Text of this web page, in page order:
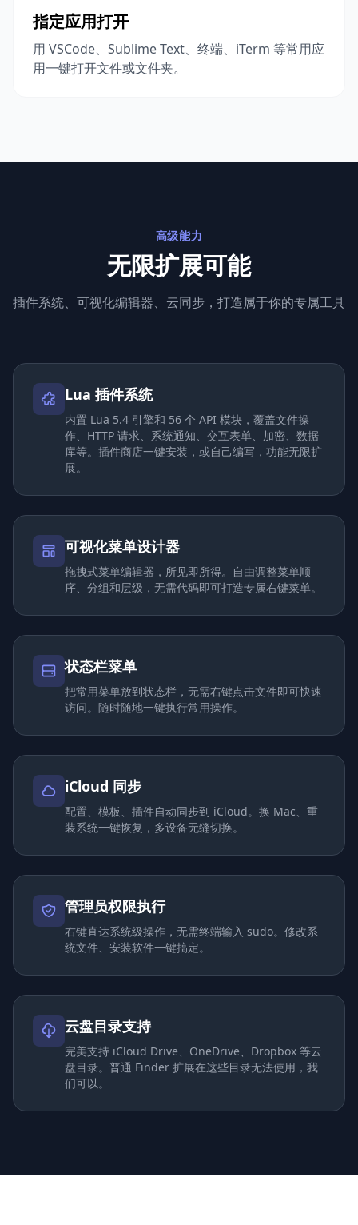
指定应用打开
用 VSCode、Sublime Text、终端、iTerm 等常用应
用一键打开文件或文件夹。
高级能力
无限扩展可能
插件系统、可视化编辑器、云同步，打造属于你的专属工具
Lua 插件系统
内置 Lua 5.4 引擎和 56 个 API 模块，覆盖文件操
作、HTTP 请求、系统通知、交互表单、加密、数据
库等。插件商店一键安装，或自己编写，功能无限扩
展。
可视化菜单设计器
拖拽式菜单编辑器，所见即所得。自由调整菜单顺
序、分组和层级，无需代码即可打造专属右键菜单。
状态栏菜单
把常用菜单放到状态栏，无需右键点击文件即可快速
访问。随时随地一键执行常用操作。
iCloud 同步
配置、模板、插件自动同步到 iCloud。换 Mac、重
装系统一键恢复，多设备无缝切换。
管理员权限执行
右键直达系统级操作，无需终端输入 sudo。修改系
统文件、安装软件一键搞定。
云盘目录支持
完美支持 iCloud Drive、OneDrive、Dropbox 等云
盘目录。普通 Finder 扩展在这些目录无法使用，我
们可以。